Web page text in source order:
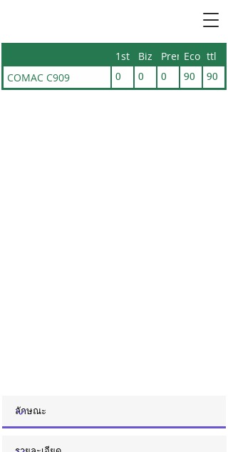
1st Biz PremEco ttl
COMAC C909
0 0 0 90 90